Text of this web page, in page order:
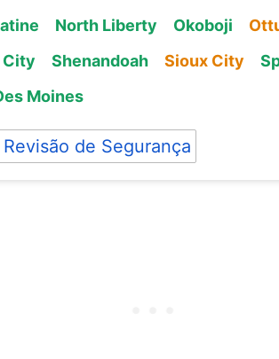
North Liberty Okoboji
City Shenandoah Sioux City
Moines
de Segurança